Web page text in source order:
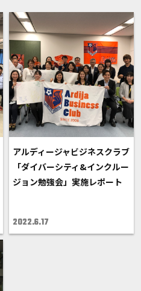
アルディージャビジネスクラブ
「ダイバーシティ&インクルー
ジョン勉強会」実施レポート
2022.6.17